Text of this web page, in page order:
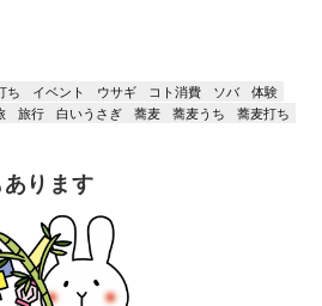
ち イベント ウサギ コト消費 ソバ
体験
旅行 白いうさぎ 蕎麦 蕎麦うち
蕎麦打ち
ります